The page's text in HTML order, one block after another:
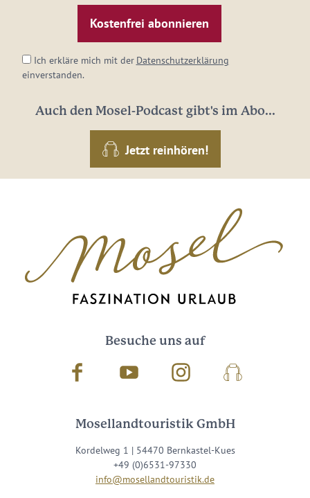
Mail-
Adresse:
Ich erkläre mich mit der Datenschutzerklärung
einverstanden.
Auch den Mosel-Podcast gibt's im Abo...
Jetzt reinhören!
Besuche uns auf
Facebook Youtube InstagramPodcast
Mosellandtouristik GmbH
Kordelweg 1 | 54470 Bernkastel-Kues
+49 (0)6531-97330
info@mosellandtouristik.de